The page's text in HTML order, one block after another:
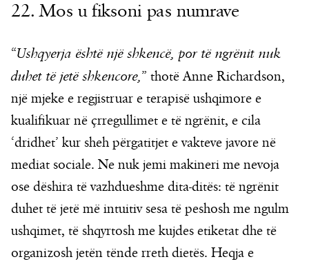
22. Mos u fiksoni pas numrave
“Ushqyerja është një shkencë, por të ngrënit nuk
duhet të jetë shkencore,” thotë Anne Richardson,
një mjeke e regjistruar e terapisë ushqimore e
kualifikuar në çrregullimet e të ngrënit, e cila
‘dridhet’ kur sheh përgatitjet e vakteve javore në
mediat sociale. Ne nuk jemi makineri me nevoja
ose dëshira të vazhdueshme dita-ditës: të ngrënit
duhet të jetë më intuitiv sesa të peshosh me ngulm
ushqimet, të shqyrtosh me kujdes etiketat dhe të
organizosh jetën tënde rreth dietës. Heqja e